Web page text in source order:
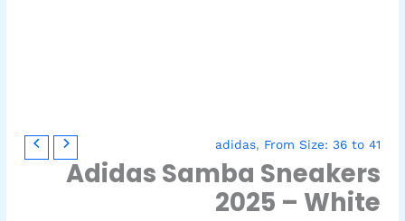
adidas, From Size: 36 to 41
Adidas Samba Sneakers
2025 – White
السعر
الأصلي
هو:
1.800,00EGP.
السعر
الحالي
هو:
1.199,00EGP.
كمية
Adidas
Samba
Sneakers